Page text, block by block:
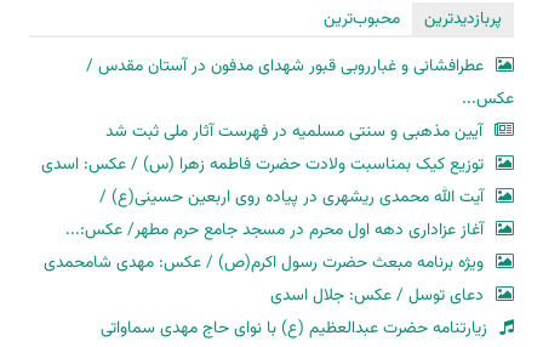
پربازدیدترین
محبوب‌ترین
عطرافشانی و غبارروبی قبور شهدای مدفون در آستان مقدس /
عکس...
آیین مذهبی و سنتی مسلمیه در فهرست آثار ملی ثبت شد
توزیع کیک بمناسبت ولادت حضرت فاطمه زهرا (س) / عکس: اسدی
آیت الله محمدی ریشهری در پیاده روی اربعین حسینی(ع) /
آغاز عزاداری دهه اول محرم در مسجد جامع حرم مطهر/ عکس:...
ویژه برنامه مبعث حضرت رسول اکرم(ص) / عکس: مهدی شامحمدی
دعای توسل / عکس: جلال اسدی
زیارتنامه حضرت عبدالعظیم (ع) با نوای حاج مهدی سماواتی